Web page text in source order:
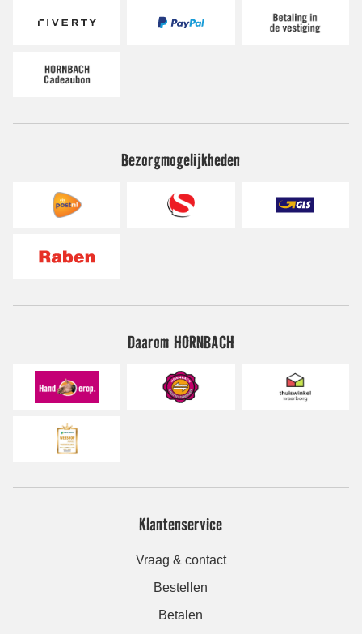
Bezorgmogelijkheden
Daarom HORNBACH
Klantenservice
Vraag & contact
Bestellen
Betalen